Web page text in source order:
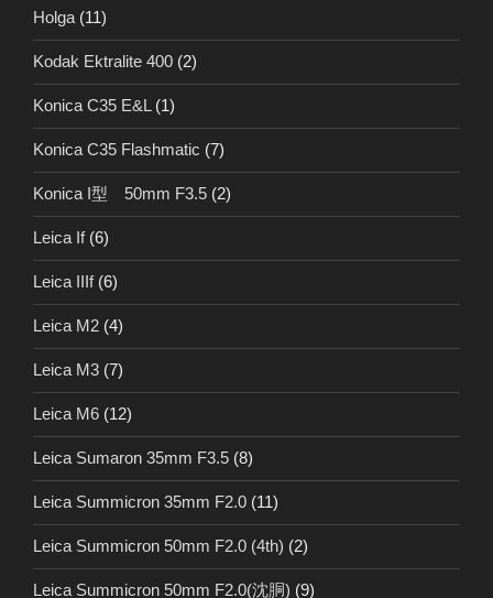
Holga (11)
Kodak Ektralite 400 (2)
Konica C35 E&L (1)
Konica C35 Flashmatic (7)
Konica I型 50mm F3.5 (2)
Leica If(6)
Leica IIIf(6)
Leica M2 (4)
Leica M3 (7)
Leica M6 (12)
Leica Sumaron 35mm F3.5 (8)
Leica Summicron 35mm F2.0 (11)
Leica Summicron 50mm F2.0 (4th) (2)
Leica Summicron 50mm F2.0(沈胴) (9)